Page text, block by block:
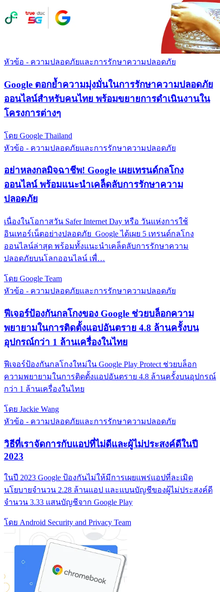
หัวข้อ - ความปลอดภัยและการรักษาความปลอดภัย
Google ตอกย้ำความมุ่งมั่นในการรักษาความปลอดภัย
ออนไลน์สำหรับคนไทย พร้อมขยายการดำเนินงานใน
โครงการต่างๆ
โดย Google Thailand
หัวข้อ - ความปลอดภัยและการรักษาความปลอดภัย
อย่าหลงกลมิจฉาชีพ! Google เผยเทรนด์กลโกง
ออนไลน์ พร้อมแนะนำเคล็ดลับการรักษาความ
ปลอดภัย
เนื่องในโอกาสวัน Safer Internet Day หรือ วันแห่งการใช้
อินเทอร์เน็ตอย่างปลอดภัย Google ได้เผย 5 เทรนด์กลโกง
ออนไลน์ล่าสุด พร้อมทั้งแนะนำเคล็ดลับการรักษาความ
ปลอดภัยบนโลกออนไลน์ เพื่…
โดย Google Team
หัวข้อ - ความปลอดภัยและการรักษาความปลอดภัย
ฟีเจอร์ป้องกันกลโกงของ Google ช่วยบล็อกความ
พยายามในการติดตั้งแอปอันตราย 4.8 ล้านครั้งบน
อุปกรณ์กว่า 1 ล้านเครื่องในไทย
ฟีเจอร์ป้องกันกลโกงใหม่ใน Google Play Protect ช่วยบล็อก
ความพยายามในการติดตั้งแอปอันตราย 4.8 ล้านครั้งบนอุปกรณ์
กว่า 1 ล้านเครื่องในไทย
โดย Jackie Wang
หัวข้อ - ความปลอดภัยและการรักษาความปลอดภัย
วิธีที่เราจัดการกับแอปที่ไม่ดีและผู้ไม่ประสงค์ดีในปี
2023
ในปี 2023 Google ป้องกันไม่ให้มีการเผยแพร่แอปที่ละเมิด
นโยบายจำนวน 2.28 ล้านแอป และแบนบัญชีของผู้ไม่ประสงค์ดี
จำนวน 3.33 แสนบัญชีจาก Google Play
โดย Android Security and Privacy Team